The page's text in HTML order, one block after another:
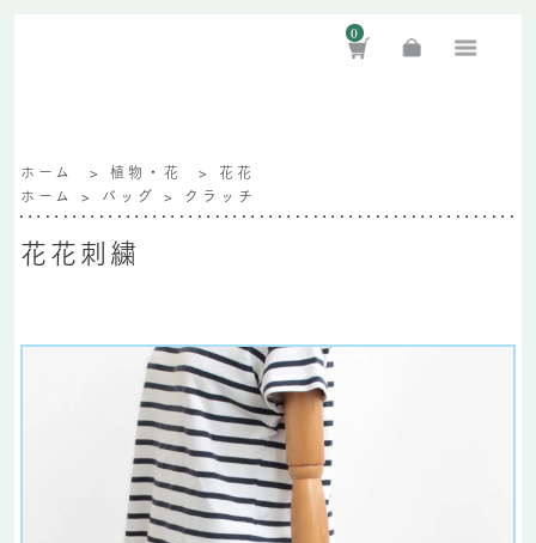
0
ホーム > 植物・花 > 花花
ホーム > バッグ > クラッチ
花花刺繍